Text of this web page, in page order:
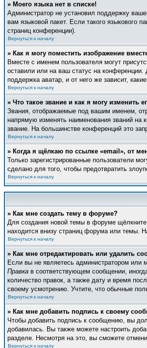
» Моего языка нет в списке!
Администратор не установил поддержку
вам языковой пакет. Если такого языкового
страниц конференции).
Вернуться к началу
» Как я могу поместить изображение
Вместе с именем пользователя могут
оставили или на ваш статус на конференции.
поддержка аватар, и от него же зависит,
Вернуться к началу
» Что такое звание и как я могу изменить
Звания, отображаемые под вашим именем,
напрямую изменять наименования званий на
звание. На большинстве конференций это
Вернуться к началу
» Когда я щёлкаю по ссылке «email», от
Только зарегистрированные пользователи
сделано для того, чтобы предотвратить
Вернуться к началу
» Как мне создать тему в форуме?
Для создания новой темы в форуме
находится внизу страниц форума или темы.
Вернуться к началу
» Как мне отредактировать или удалить
Если вы не являетесь администратором или
Правка в соответствующем сообщении,
количество правок, а также дату и время
своему усмотрению. Учтите, что обычные
Вернуться к началу
» Как мне добавить подпись к своему
Чтобы добавить подпись к сообщению, вы
добавилась. Вы также можете настроить
разделе. Несмотря на это, вы сможете
Вернуться к началу